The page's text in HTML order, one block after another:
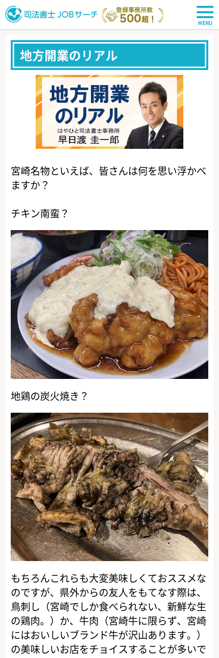
司法書士JOBサーチ
地方開業のリアル
宮崎名物といえば、皆さんは何を思い浮かべ
ますか？
チキン南蛮？
地鶏の炭火焼き？
もちろんこれらも大変美味しくておススメな
のですが、県外からの友人をもてなす際は、
鳥刺し（宮崎でしか食べられない、新鮮な生
の鶏肉。）か、牛肉（宮崎牛に限らず、宮崎
にはおいしいブランド牛が沢山あります。）
の美味しいお店をチョイスすることが多いで